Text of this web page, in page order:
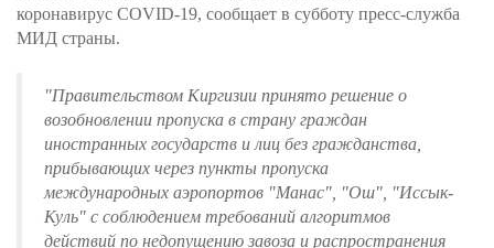
коронавирус COVID-19, сообщает в субботу пресс-служба
МИД страны.
"Правительством Киргизии принято решение о
возобновлении пропуска в страну граждан
иностранных государств и лиц без гражданства,
прибывающих через пункты пропуска
международных аэропортов "Манас", "Ош", "Иссык-
Куль" с соблюдением требований алгоритмов
действий по недопущению завоза и распространения